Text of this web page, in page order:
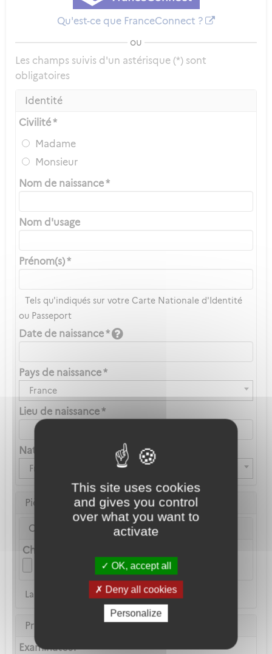
This site uses cookies
and gives you control
over what you want to
activate
OK, accept all
Deny all cookies
Personalize
Qu'est-ce que FranceConnect ?
ou
Les champs suivis d'un astérisque (*) sont
obligatoires
Identité
Civilité *
Madame
Monsieur
Nom de naissance *
Nom d'usage
Prénom(s) *
Tels qu'indiqués sur votre Carte Nationale d'Identité
ou Passeport
Date de naissance *
Pays de naissance *
France
Lieu de naissance *
Nationalité *
Française
Pièce d'identité
Carte Nationale d'Identité ou Passeport *
Choix du fichier
La copie du permis de conduire n'est pas acceptée
Privilèges Navigant
Examinateur *